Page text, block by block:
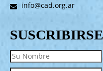
info@cad.org.ar
SUSCRIBIRSE